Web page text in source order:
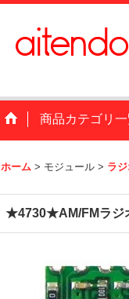
商品カテゴリ一
ホーム > モジュール > ラジ
★4730★AM/FMラジ